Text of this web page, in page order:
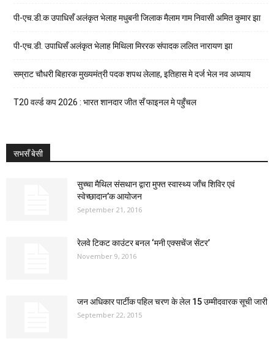
पी-एच.डी.क उपाधिसँ अलंकृत भेलाह मधुबनी जिलाक मैलाम गाम निवासी अमित कुमार झा
पी-एच.डी. उपाधिसँ अलंकृत भेलाह मिथिला मिररक संपादक ललित नारायण झा
सम्राट चौधरी बिहारक मुख्यमंत्री पदक शपथ लेलाह, इतिहास मे दर्ज भेल नव अध्याय
T20 वर्ल्ड कप 2026 : भारत शानदार जीत सँ फाइनल मे पहुँचल
सभसँ बेसी
सुच्चा मैथिल संसथान द्वारा मुफ्त स्वास्थ्य जाँच शिविर एवं
स्वेच्छादान’क आयोजन
September 21, 2016
रेलवे टिकट काउंटर बनल ‘मनी एक्सचेंज सेंटर’
November 9, 2016
जन अधिकार पार्टीक पहिल चरण के लेल 15 उम्मीदवारक सूची जारी
September 22, 2015